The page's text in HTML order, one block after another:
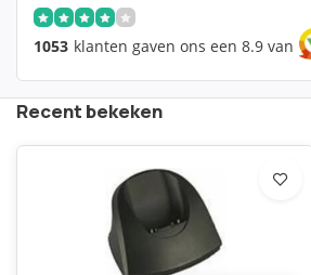
1053 klanten gaven ons een 8.9 van
Recent bekeken